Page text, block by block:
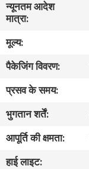
कारखाना
गुणवत्ता
नियंत्रण
संपर्क
करें
न्यूनतम आदेश
मात्रा:
मूल्य:
पैकेजिंग विवरण:
प्रसव के समय:
भुगतान शर्तें:
आपूर्ति की क्षमता:
हाई लाइट: